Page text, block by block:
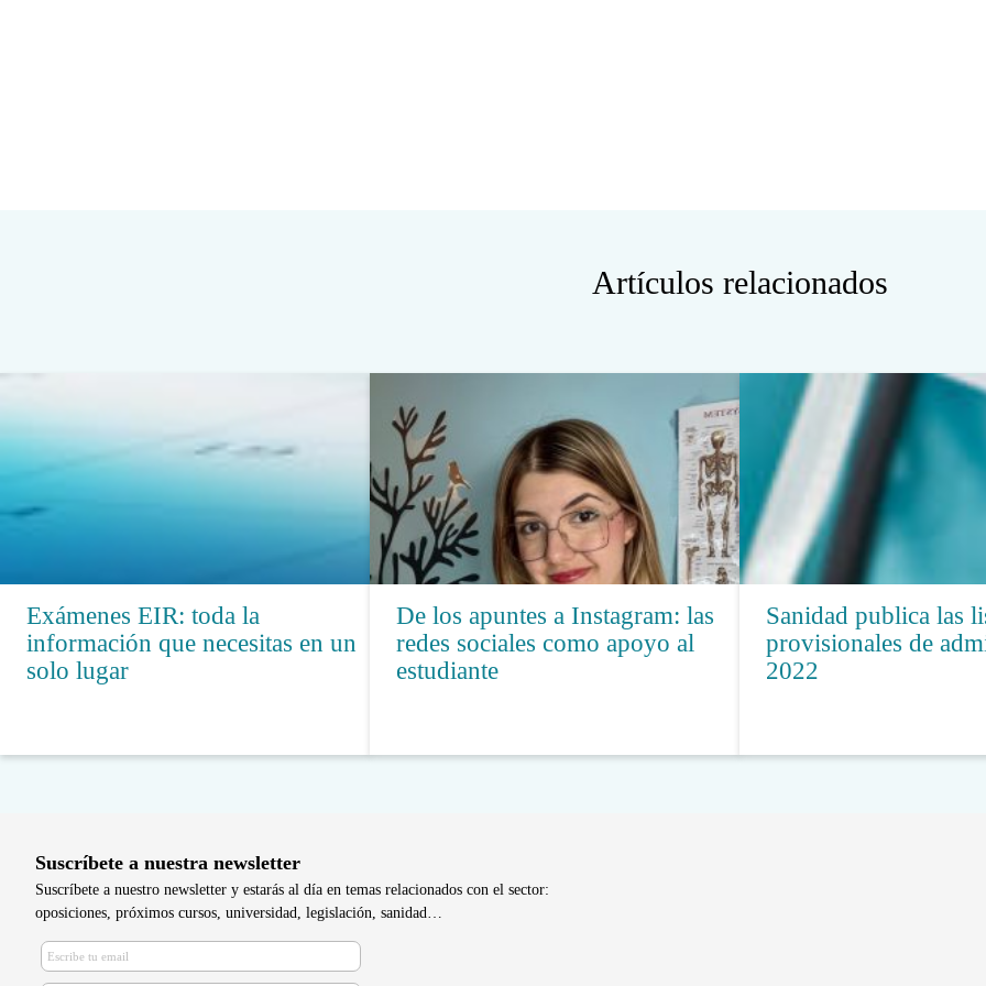
Artículos relacionados
Exámenes EIR: toda la
información que necesitas en un
solo lugar
De los apuntes a Instagram: las
redes sociales como apoyo al
estudiante
Sanidad publica las
provisionales de
2022
Suscríbete a nuestra newsletter
Suscríbete a nuestro newsletter y estarás al día en temas relacionados con el sector:
oposiciones, próximos cursos, universidad, legislación, sanidad…